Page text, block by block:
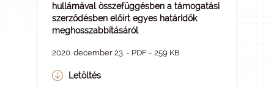
hullámával összefüggésben a támogatási
szerződésben előírt egyes határidők
meghosszabbításáról
2020. december 23. - PDF - 259 KB
Letöltés